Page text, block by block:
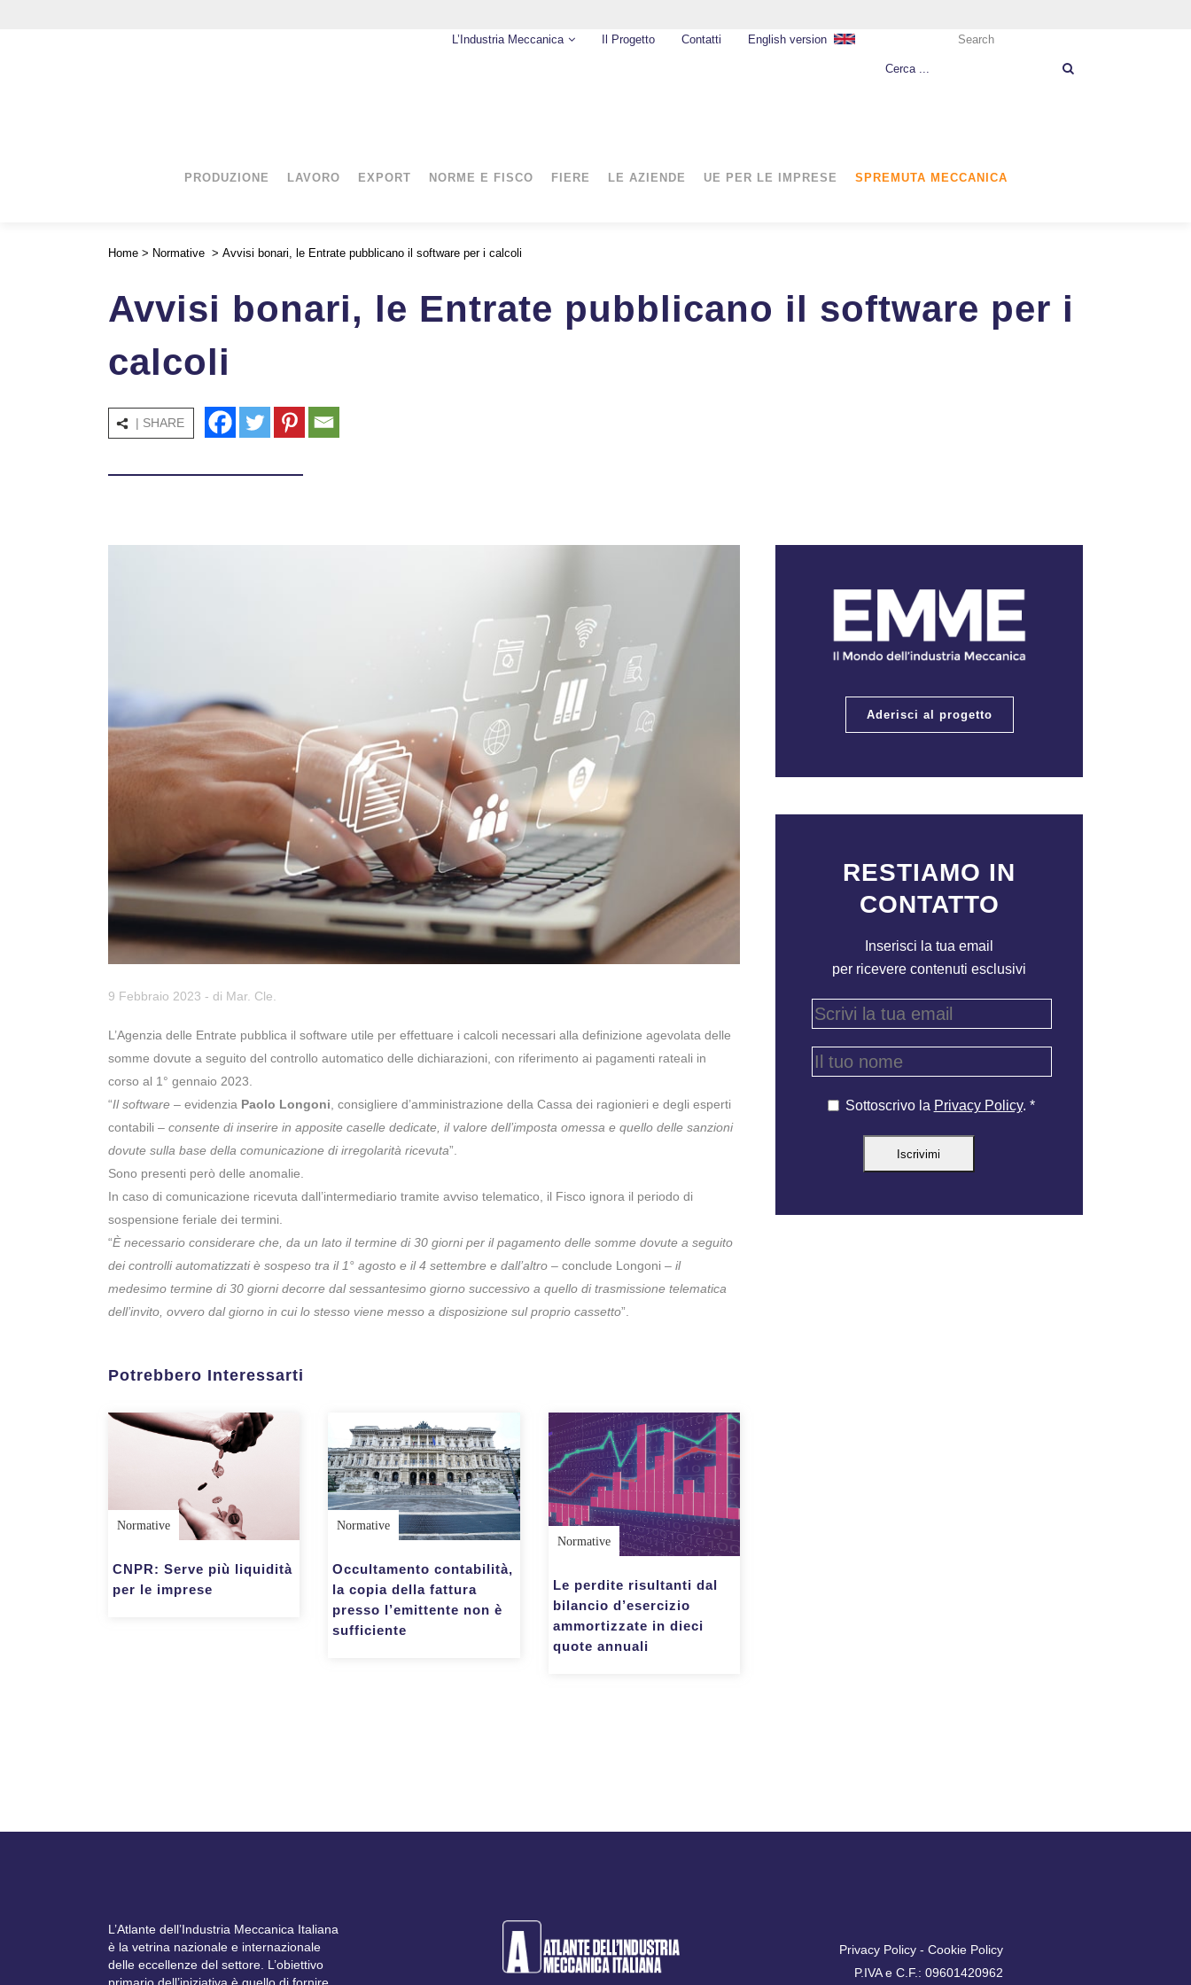
L’Industria Meccanica Il Progetto Contatti English version Search
PRODUZIONE LAVORO EXPORT NORME E FISCO FIERE LE AZIENDE UE PER LE IMPRESE SPREMUTA MECCANICA
Home > Normative > Avvisi bonari, le Entrate pubblicano il software per i calcoli
Avvisi bonari, le Entrate pubblicano il software per i
calcoli
| SHARE
9 Febbraio 2023 - di Mar. Cle.
L’Agenzia delle Entrate pubblica il software utile per effettuare i calcoli necessari alla definizione agevolata delle
somme dovute a seguito del controllo automatico delle dichiarazioni, con riferimento ai pagamenti rateali in
corso al 1° gennaio 2023.
“Il software – evidenzia Paolo Longoni , consigliere d’amministrazione della Cassa dei ragionieri e degli esperti
contabili – consente di inserire in apposite caselle dedicate, il valore dell’imposta omessa e quello delle sanzioni
dovute sulla base della comunicazione di irregolarità ricevuta”.
Sono presenti però delle anomalie.
In caso di comunicazione ricevuta dall’intermediario tramite avviso telematico, il Fisco ignora il periodo di
sospensione feriale dei termini.
“È necessario considerare che, da un lato il termine di 30 giorni per il pagamento delle somme dovute a seguito
dei controlli automatizzati è sospeso tra il 1° agosto e il 4 settembre e dall’altro – conclude Longoni – il
medesimo termine di 30 giorni decorre dal sessantesimo giorno successivo a quello di trasmissione telematica
dell’invito, ovvero dal giorno in cui lo stesso viene messo a disposizione sul proprio cassetto”.
Potrebbero Interessarti
Normative
CNPR: Serve più liquidità
per le imprese
Normative
Occultamento contabilità,
la copia della fattura
presso l’emittente non è
sufficiente
Normative
Le perdite risultanti dal
bilancio d’esercizio
ammortizzate in dieci
quote annuali
Aderisci al progetto
RESTIAMO IN
CONTATTO
Inserisci la tua email
per ricevere contenuti esclusivi
Sottoscrivo la Privacy Policy. *
L’Atlante dell’Industria Meccanica Italiana
è la vetrina nazionale e internazionale
delle eccellenze del settore. L’obiettivo
Privacy Policy - Cookie Policy
P.IVA e C.F.: 09601420962